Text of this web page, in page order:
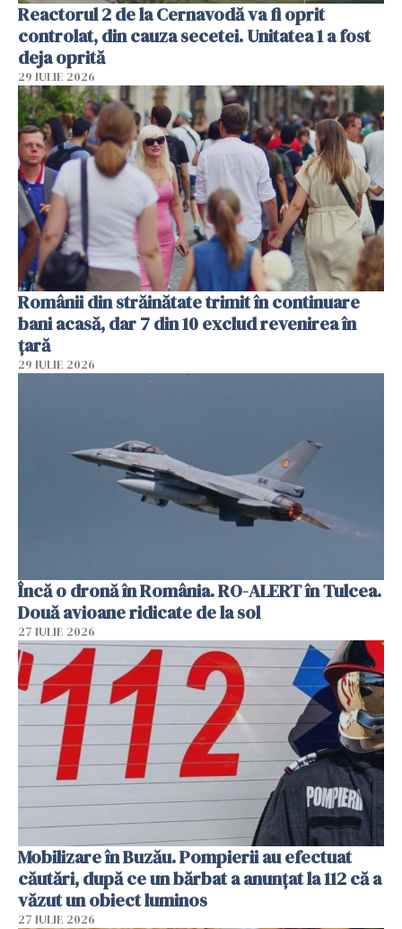
Reactorul 2 de la Cernavodă va fi oprit
controlat, din cauza secetei. Unitatea 1 a fost
deja oprită
29 IULIE 2026
Românii din străinătate trimit în continuare
bani acasă, dar 7 din 10 exclud revenirea în
țară
29 IULIE 2026
Încă o dronă în România. RO-ALERT în Tulcea.
Două avioane ridicate de la sol
27 IULIE 2026
Mobilizare în Buzău. Pompierii au efectuat
căutări, după ce un bărbat a anunțat la 112 că a
văzut un obiect luminos
27 IULIE 2026